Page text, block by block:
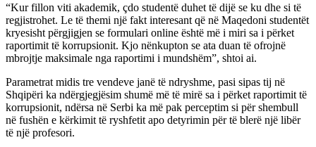
“Kur fillon viti akademik, çdo studentë duhet të dijë se ku dhe si të
regjistrohet. Le të themi një fakt interesant që në Maqedoni studentët
kryesisht përgjigjen se formulari online është më i miri sa i përket
raportimit të korrupsionit. Kjo nënkupton se ata duan të ofrojnë
mbrojtje maksimale nga raportimi i mundshëm”, shtoi ai.
Parametrat midis tre vendeve janë të ndryshme, pasi sipas tij në
Shqipëri ka ndërgjegjësim shumë më të mirë sa i përket raportimit të
korrupsionit, ndërsa në Serbi ka më pak perceptim si për shembull
në fushën e kërkimit të ryshfetit apo detyrimin për të blerë një libër
të një profesori.